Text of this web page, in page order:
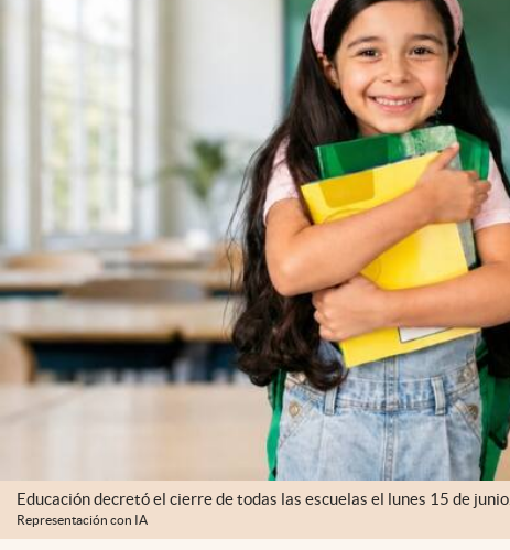
Educación decretó el cierre de todas las escuelas el lunes 15 de junio.
Representación con IA